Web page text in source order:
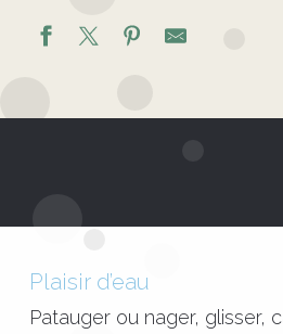
Plaisir d’eau
Patauger ou nager, glisser,